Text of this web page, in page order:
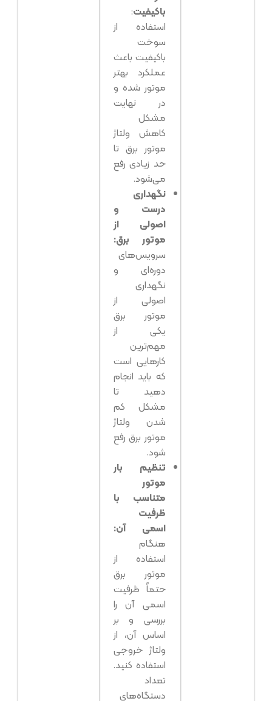
باکیفیت:
استفاده از
سوخت
باکیفیت باعث
عملکرد بهتر
موتور شده و
در نهایت
مشکل
کاهش ولتاژ
موتور برق تا
حد زیادی رفع
می‌شود.
نگهداری
درست و
اصولی از
موتور برق:
سرویس‌های
دوره‌ای و
نگهداری
اصولی از
موتور برق
یکی از
مهم‌ترین
کارهایی است
که باید انجام
دهید تا
مشکل کم
شدن ولتاژ
موتور برق رفع
شود.
تنظیم بار
موتور
متناسب با
ظرفیت
اسمی آن:
هنگام
استفاده از
موتور برق
حتماً ظرفیت
اسمی آن را
بررسی و بر
اساس آن، از
ولتاژ خروجی
استفاده کنید.
تعداد
دستگاه‌های